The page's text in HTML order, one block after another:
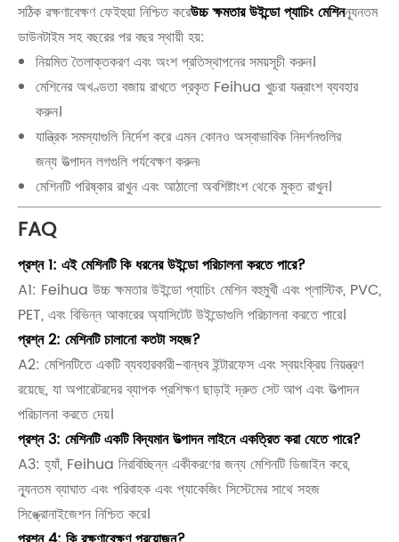
সঠিক রক্ষণাবেক্ষণ ফেইহুয়া নিশ্চিত করেউচ্চ ক্ষমতার উইন্ডো প্যাচিং মেশিনন্যূনতম
ডাউনটাইম সহ বছরের পর বছর স্থায়ী হয়:
নিয়মিত তৈলাক্তকরণ এবং অংশ প্রতিস্থাপনের সময়সূচী করুন।
মেশিনের অখণ্ডতা বজায় রাখতে প্রকৃত Feihua খুচরা যন্ত্রাংশ ব্যবহার
করুন।
যান্ত্রিক সমস্যাগুলি নির্দেশ করে এমন কোনও অস্বাভাবিক নিদর্শনগুলির
জন্য উত্পাদন লগগুলি পর্যবেক্ষণ করুন৷
মেশিনটি পরিষ্কার রাখুন এবং আঠালো অবশিষ্টাংশ থেকে মুক্ত রাখুন।
FAQ
প্রশ্ন 1: এই মেশিনটি কি ধরনের উইন্ডো পরিচালনা করতে পারে?
A1: Feihua উচ্চ ক্ষমতার উইন্ডো প্যাচিং মেশিন বহুমুখী এবং প্লাস্টিক, PVC,
PET, এবং বিভিন্ন আকারের অ্যাসিটেট উইন্ডোগুলি পরিচালনা করতে পারে।
প্রশ্ন 2: মেশিনটি চালানো কতটা সহজ?
A2: মেশিনটিতে একটি ব্যবহারকারী-বান্ধব ইন্টারফেস এবং স্বয়ংক্রিয় নিয়ন্ত্রণ
রয়েছে, যা অপারেটরদের ব্যাপক প্রশিক্ষণ ছাড়াই দ্রুত সেট আপ এবং উত্পাদন
পরিচালনা করতে দেয়।
প্রশ্ন 3: মেশিনটি একটি বিদ্যমান উত্পাদন লাইনে একত্রিত করা যেতে পারে?
A3: হ্যাঁ, Feihua নিরবিচ্ছিন্ন একীকরণের জন্য মেশিনটি ডিজাইন করে,
ন্যূনতম ব্যাঘাত এবং পরিবাহক এবং প্যাকেজিং সিস্টেমের সাথে সহজ
সিঙ্ক্রোনাইজেশন নিশ্চিত করে।